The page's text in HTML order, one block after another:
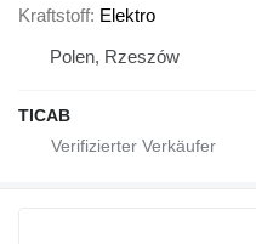
Kraftstoff Elektro
Polen, Rzeszów
TICAB